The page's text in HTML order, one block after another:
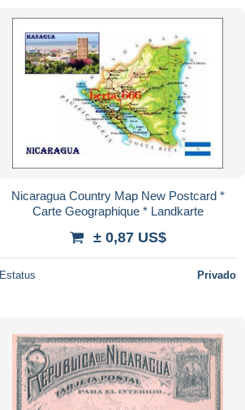
Nicaragua Country Map New Postcard *
Carte Geographique * Landkarte
± 0,87 US$
Estatus Privado